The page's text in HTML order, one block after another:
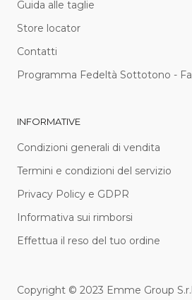
Guida alle taglie
Store locator
Contatti
Programma Fedeltà Sottotono -
INFORMATIVE
Condizioni generali di vendita
Termini e condizioni del servizio
Privacy Policy e GDPR
Informativa sui rimborsi
Effettua il reso del tuo ordine
Copyright © 2023 Emme Group